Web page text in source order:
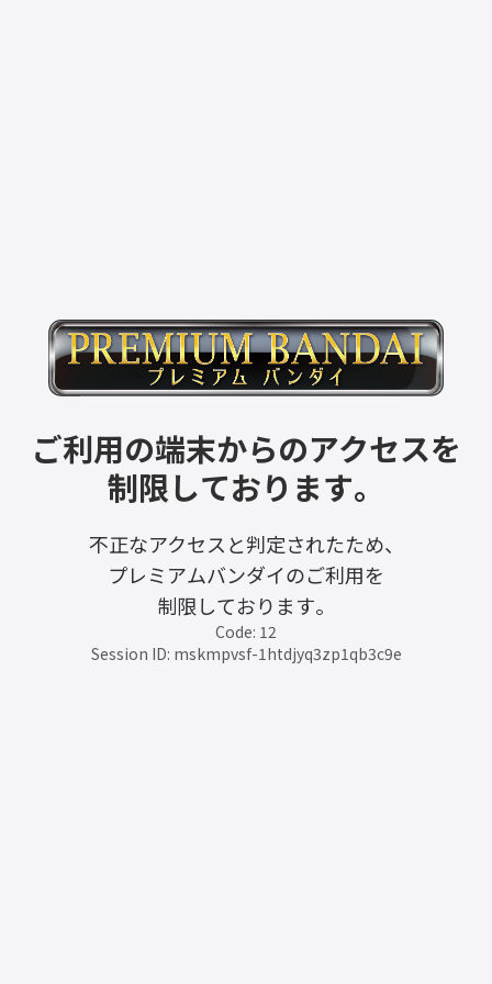
ご利用の端末からのアクセスを
制限しております。
不正なアクセスと判定されたため、
プレミアムバンダイのご利用を
制限しております。
Code: 12
Session ID: mskmpvsf-1htdjyq3zp1qb3c9e